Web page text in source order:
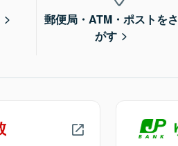
郵便局・ATM・ポストをさ
がす